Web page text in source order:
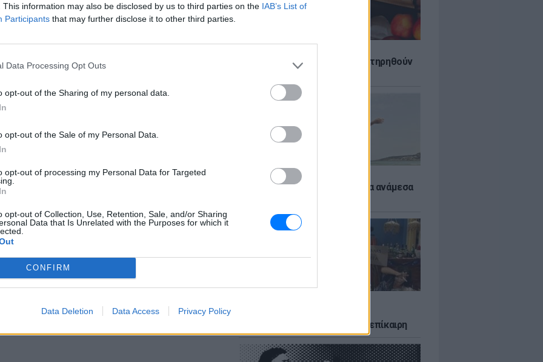
This information may also be disclosed by us to third parties on the IAB’s List of
Participants that may further disclose it to other third parties.
Data Processing Opt Outs
opt-out of the Sharing of my personal data.
opt-out of the Sale of my Personal Data.
opt-out of processing my Personal Data for Targeted
opt-out of Collection, Use, Retention, Sale, and/or Sharing
Data that Is Unrelated with the Purposes for which it
CONFIRM
Data Deletion Data Access Privacy Policy
6 φρούτα που μπορουν να διατηρηθούν
Πώς να αποφύγεις το σύγκαμα ανάμεσα
νεοπλουτισμό και παραμένει επίκαιρη
Μέλανι, που έχει έδρα το Σίδνεϋ στην
δολάρια.
179 χώρες, ενώ κάθε δευτερόλεπτο
της ιστοσελίδας της.